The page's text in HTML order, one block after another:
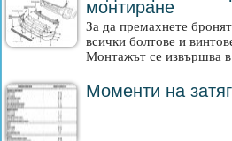
монтиране
За да премахнете
всички болтове и
Монтажът се извършва
Моменти на